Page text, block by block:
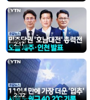
2:17
2:32